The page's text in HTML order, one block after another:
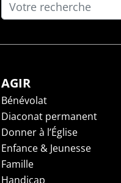
AGIR
Bénévolat
Diaconat permanent
Donner à l’Église
Enfance & Jeunesse
Famille
Handicap